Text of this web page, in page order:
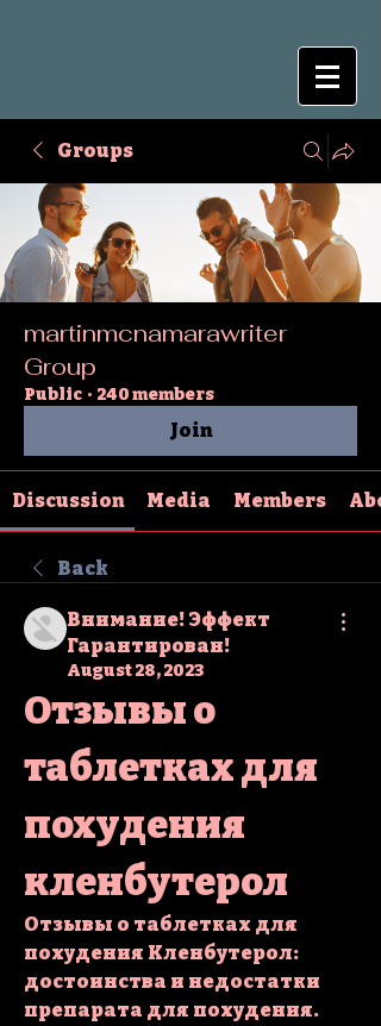
Groups
martinmcnamarawriter
Group
Public · 240 members
Join
Discussion Media Members
Back
Внимание! Эффект
Гарантирован!
August 28, 2023
Отзывы о
таблетках для
похудения
кленбутерол
Отзывы о таблетках для
похудения Кленбутерол:
достоинства и недостатки
препарата для похудения.